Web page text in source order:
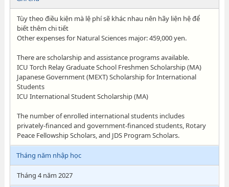
Tùy theo điều kiện mà lệ phí sẽ khác nhau nên hãy liện hệ để
biết thêm chi tiết
Other expenses for Natural Sciences major: 459,000 yen.
There are scholarship and assistance programs available.
ICU Torch Relay Graduate School Freshmen Scholarship (MA)
Japanese Government (MEXT) Scholarship for International
Students
ICU International Student Scholarship (MA)
The number of enrolled international students includes
privately-financed and government-financed students, Rotary
Peace Fellowship Scholars, and JDS Program Scholars.
Tháng năm nhập học
Tháng 4 năm 2027